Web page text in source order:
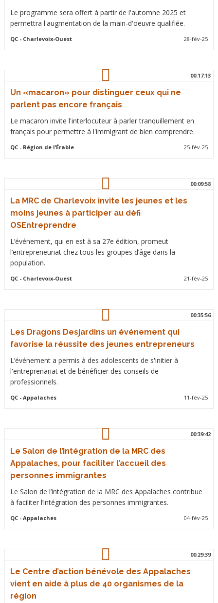
Le programme sera offert à partir de l'automne 2025 et
permettra l'augmentation de la main-d'oeuvre qualifiée.
QC- Charlevoix-Ouest 28-fév-25
00:17:13
Un «macaron» pour distinguer ceux qui ne
parlent pas encore français
Le macaron invite l'interlocuteur à parler tranquillement en
français pour permettre à l'immigrant de bien comprendre.
QC- Région de l’Érable 25-fév-25
00:09:58
La MRC de Charlevoix invite les jeunes et les
moins jeunes à participer au défi
OSEntreprendre
L’événement, qui en est à sa 27e édition, promeut
l’entrepreneuriat chez tous les groupes d’âge dans la
population.
QC- Charlevoix-Ouest 21-fév-25
00:35:56
Les Dragons Desjardins un événement qui
favorise la réussite des jeunes entrepreneurs
L’événement a permis à des adolescents de s'initier à
l'entreprenariat et de bénéficier des conseils de
professionnels.
QC- Appalaches 11-fév-25
00:39:42
Le Salon de l’intégration de la MRC des
Appalaches, pour faciliter l’accueil des
personnes immigrantes
Le Salon de l’intégration de la MRC des Appalaches contribue
à faciliter l’intégration des personnes immigrantes.
QC- Appalaches 04-fév-25
00:29:39
Le Centre d’action bénévole des Appalaches
vient en aide à plus de 40 organismes de la
région